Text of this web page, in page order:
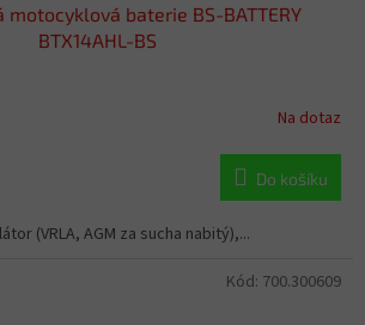
motocyklová baterie BS-BATTERY
BTX14AHL-BS
Na dotaz
Do košíku
(VRLA, AGM za sucha nabitý),...
Kód: 700.300609